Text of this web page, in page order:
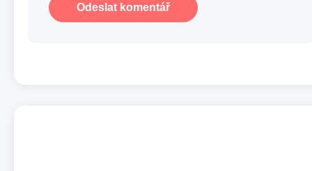
Odeslat komentář